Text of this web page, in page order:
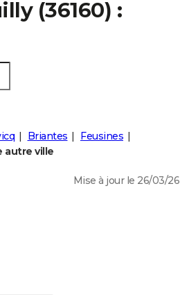
(36160) :
Briantes
Feusines
autre ville
Mise à jour le 26/03/26